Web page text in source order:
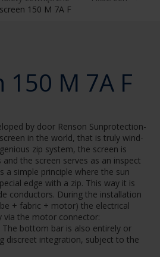
150 M 7A F
150 M 7A F
by door Renson Sunprotection-
in the world, that is truly wind-
zip system, the screen is
the screen serves as an inspect
a simple principle where the sun
edge with a zip. This way it is
conductors. During the installation
+ fabric + motor) the electrical
via the motor connector:
bottom bar is also entirely or
discreet integration, subject to the